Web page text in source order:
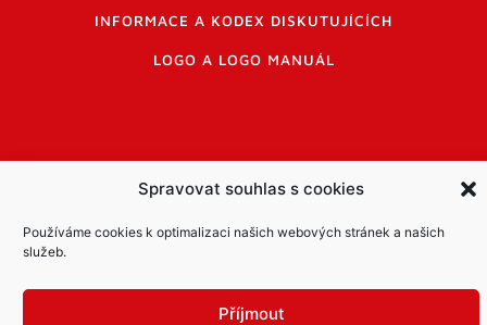
Spravovat souhlas s cookies
Používáme cookies k optimalizaci našich webových stránek a našich
služeb.
Příjmout
INFORMACE A KODEX DISKUTUJÍCÍCH
LOGO A LOGO MANUÁL
PDF archiv Zpravodajů
Informace o zpracování osobních údajů
Cookies